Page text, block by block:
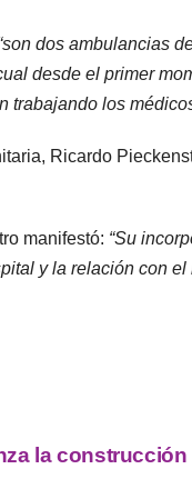
dos ambulancias
desde el primer
trabajando los
Ricardo
manifestó: “Su
y la relación con
la construcción